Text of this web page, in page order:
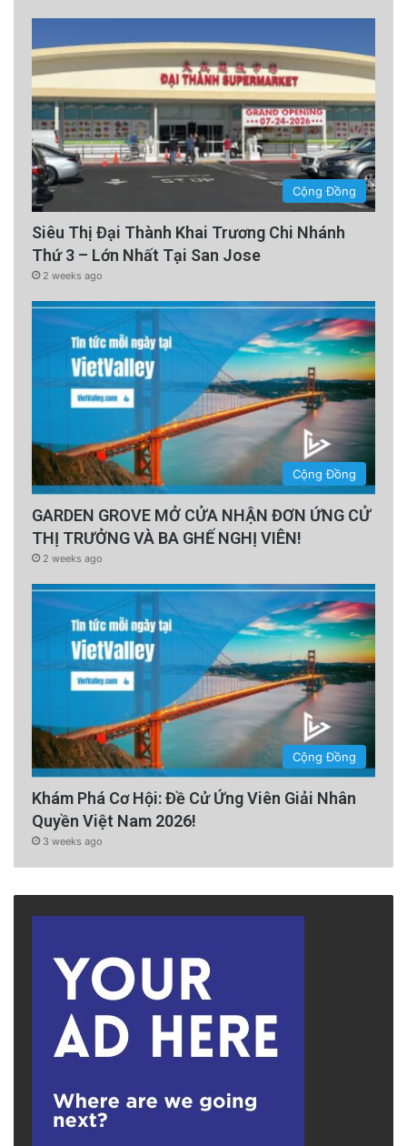
Cộng Đồng
Siêu Thị Đại Thành Khai Trương Chi Nhánh
Thứ 3 – Lớn Nhất Tại San Jose
2 weeks ago
Cộng Đồng
GARDEN GROVE MỞ CỬA NHẬN ĐƠN ỨNG CỬ
THỊ TRƯỞNG VÀ BA GHẾ NGHỊ VIÊN!
2 weeks ago
Cộng Đồng
Khám Phá Cơ Hội: Đề Cử Ứng Viên Giải Nhân
Quyền Việt Nam 2026!
3 weeks ago